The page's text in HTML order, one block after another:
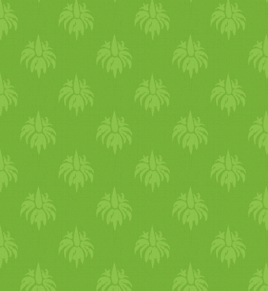
szürcsölve lakmározhattok
ezúttal nem svéd-, hanem
“törökasztalról”, mely
roskadásig van pakolva
sajtokkal, olívabogyóval,
zöldségekkel,
szezámpasztával,
mustmézzel, befőttekkel,
török péksüteményekkel